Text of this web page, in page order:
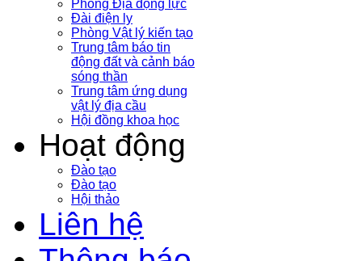
Phòng Địa động lực
Đài điện ly
Phòng Vật lý kiến tạo
Trung tâm báo tin
động đất và cảnh báo
sóng thần
Trung tâm ứng dụng
vật lý địa cầu
Hội đồng khoa học
Hoạt động
Đào tạo
Đào tạo
Hội thảo
Liên hệ